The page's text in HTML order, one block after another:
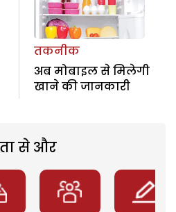
तकनीक
अब मोबाइल से मिलेगी
खाने की जानकारी
से और